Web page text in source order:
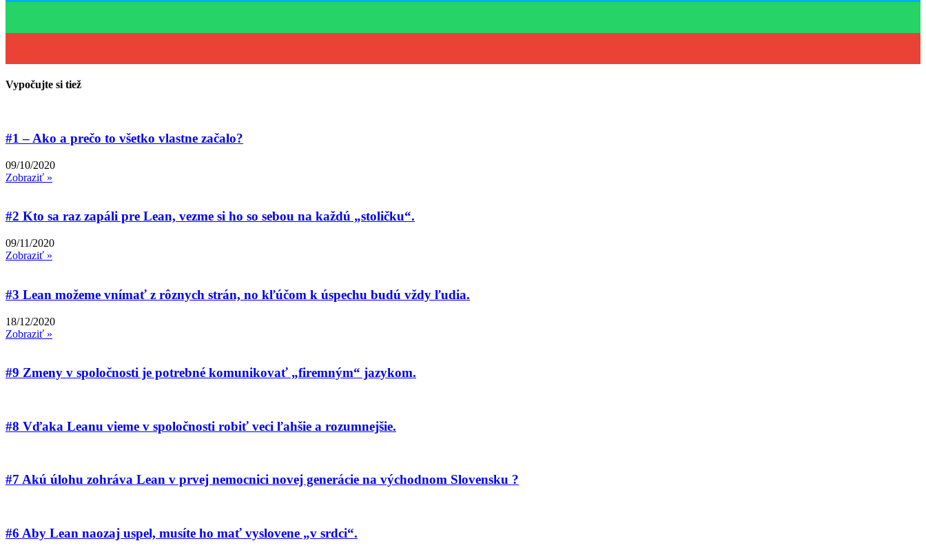
Vypočujte si tiež
#1 – Ako a prečo to všetko vlastne začalo?
09/10/2020
Zobraziť »
#2 Kto sa raz zapáli pre Lean, vezme si ho so sebou na každú „stoličku“.
09/11/2020
Zobraziť »
#3 Lean možeme vnímať z rôznych strán, no kľúčom k úspechu budú vždy ľudia.
18/12/2020
Zobraziť »
#9 Zmeny v spoločnosti je potrebné komunikovať „firemným“ jazykom.
#8 Vďaka Leanu vieme v spoločnosti robiť veci ľahšie a rozumnejšie.
#7 Akú úlohu zohráva Lean v prvej nemocnici novej generácie na východnom Slovensku ?
#6 Aby Lean naozaj uspel, musíte ho mať vyslovene „v srdci“.